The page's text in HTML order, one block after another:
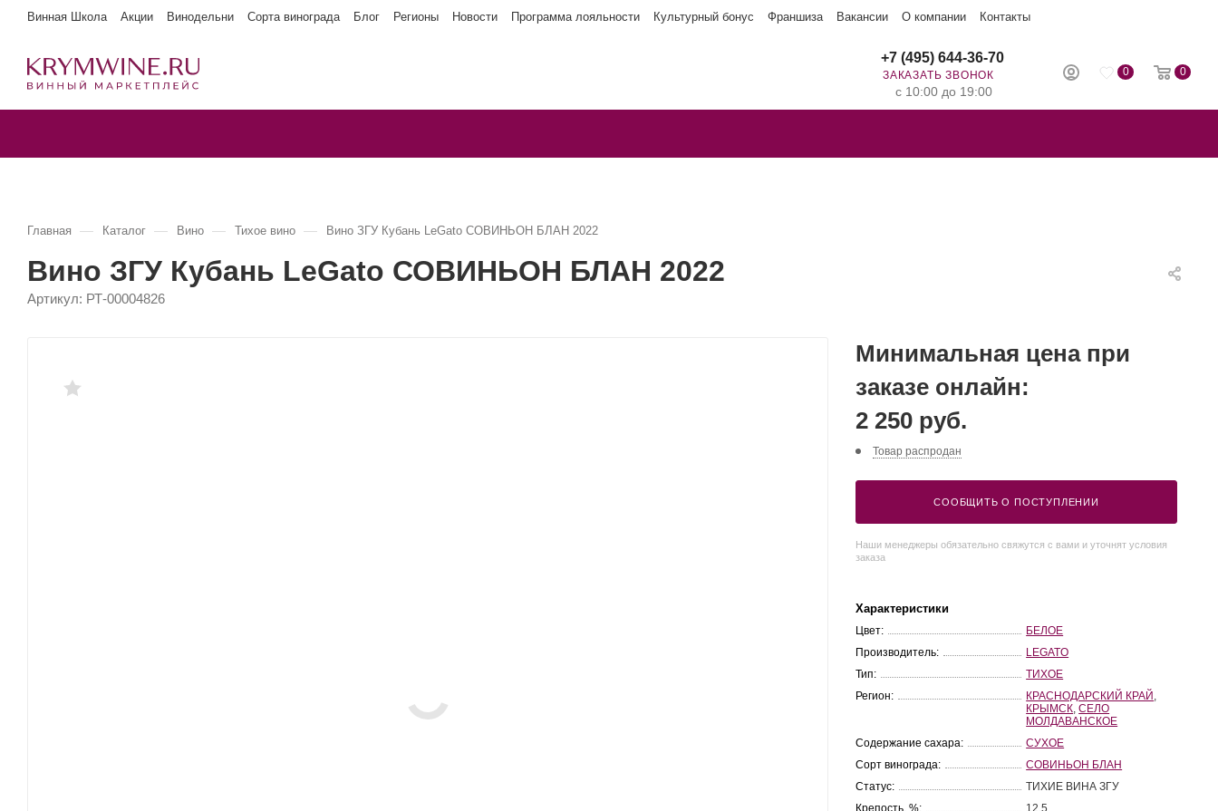
Винная Школа Акции Винодельни Сорта винограда Блог Регионы Новости Программа лояльности Культурный бонус Франшиза Вакансии О компании Контакты
0 0
+7 (495) 644-36-70
ЗАКАЗАТЬ ЗВОНОК
с 10:00 до 19:00
Главная — Каталог — Вино — Тихое вино — Вино ЗГУ Кубань LeGato СОВИНЬОН БЛАН 2022
Вино ЗГУ Кубань LeGato СОВИНЬОН БЛАН 2022
Артикул: РТ-00004826
Минимальная цена при
заказе онлайн:
2 250 руб.
Товар распродан
СООБЩИТЬ О ПОСТУПЛЕНИИ
Наши менеджеры обязательно свяжутся с вами и уточнят условия
заказа
Характеристики
Цвет:
БЕЛОЕ
Производитель:
LEGATO
Тип:
ТИХОЕ
Регион:
КРАСНОДАРСКИЙ КРАЙ
КРЫМСК ,СЕЛО
МОЛДАВАНСКОЕ
Содержание сахара:
СУХОЕ
Сорт винограда:
СОВИНЬОН БЛАН
Статус:
ТИХИЕ ВИНА ЗГУ
Крепость, %:
12.5